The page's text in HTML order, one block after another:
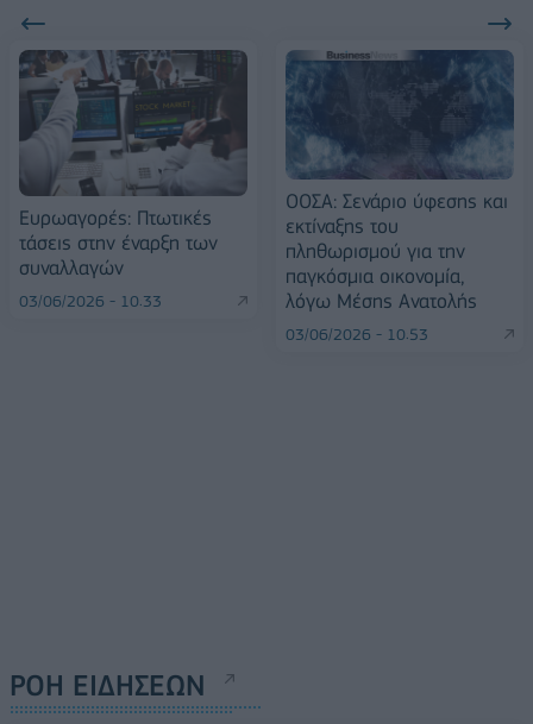
Ευρωαγορές: Πτωτικές
τάσεις στην έναρξη των
συναλλαγών
03/06/2026 - 10:33
ΟΟΣΑ: Σενάριο ύφεσης και
εκτίναξης του
πληθωρισμού για την
παγκόσμια οικονομία,
λόγω Μέσης Ανατολής
03/06/2026 - 10:53
ΡΟΗ ΕΙΔΗΣΕΩΝ